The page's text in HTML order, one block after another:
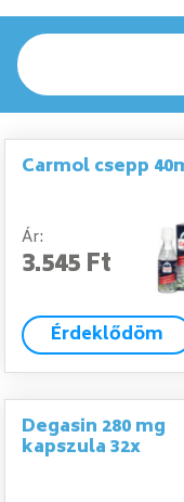
Carmol csepp
Ár:
3.545 Ft
Érdeklődöm
Degasin 280 mg
kapszula 32x